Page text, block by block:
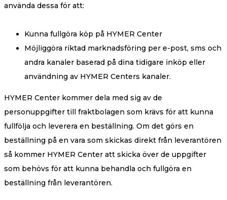
använda dessa för att:
Kunna fullgöra köp på HYMER Center
Möjliggöra riktad marknadsföring per e-post, sms och
andra kanaler baserad på dina tidigare inköp eller
användning av HYMER Centers kanaler.
HYMER Center kommer dela med sig av de
personuppgifter till fraktbolagen som krävs för att kunna
fullfölja och leverera en beställning. Om det görs en
beställning på en vara som skickas direkt från leverantören
så kommer HYMER Center att skicka över de uppgifter
som behövs för att kunna behandla och fullgöra en
beställning från leverantören.